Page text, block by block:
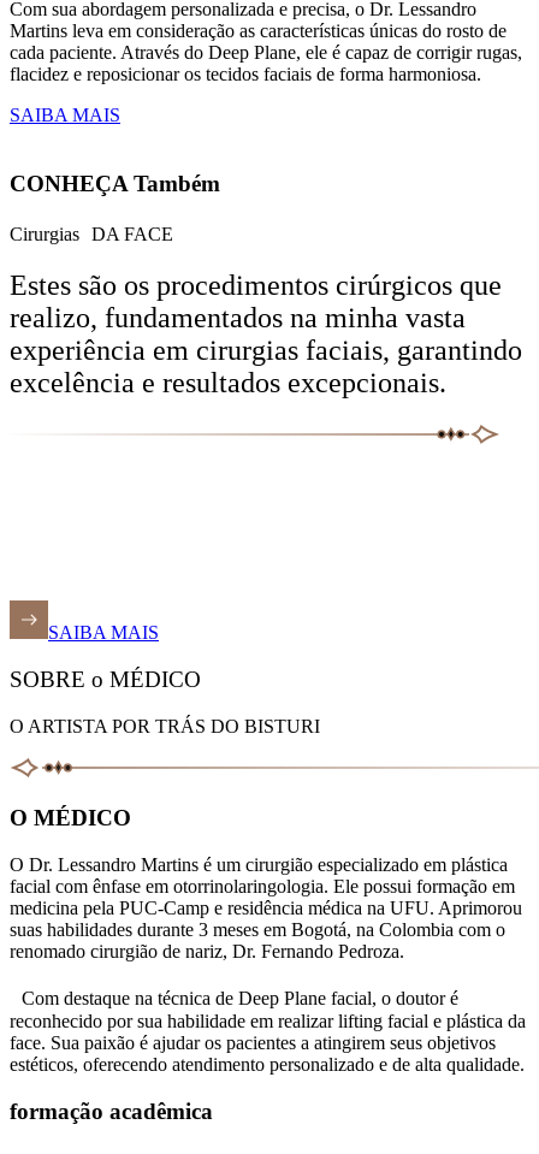
Com sua abordagem personalizada e precisa, o Dr. Lessandro
Martins leva em consideração as características únicas do rosto de
cada paciente. Através do Deep Plane, ele é capaz de corrigir rugas,
flacidez e reposicionar os tecidos faciais de forma harmoniosa.
SAIBA MAIS
CONHEÇA Também
Cirurgias DA FACE
Estes são os procedimentos cirúrgicos que
realizo, fundamentados na minha vasta
experiência em cirurgias faciais, garantindo
excelência e resultados excepcionais.
SAIBA MAIS
SOBRE o MÉDICO
O ARTISTA POR TRÁS DO BISTURI
O MÉDICO
O Dr. Lessandro Martins é um cirurgião especializado em plástica
facial com ênfase em otorrinolaringologia. Ele possui formação em
medicina pela PUC-Camp e residência médica na UFU. Aprimorou
suas habilidades durante 3 meses em Bogotá, na Colombia com o
renomado cirurgião de nariz, Dr. Fernando Pedroza.
Com destaque na técnica de Deep Plane facial, o doutor é
reconhecido por sua habilidade em realizar lifting facial e plástica da
face. Sua paixão é ajudar os pacientes a atingirem seus objetivos
estéticos, oferecendo atendimento personalizado e de alta qualidade.
formação acadêmica